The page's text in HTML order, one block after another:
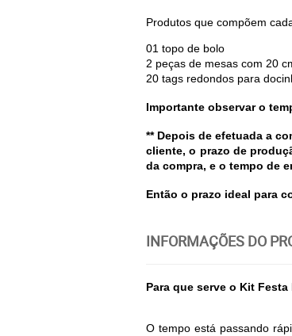
Produtos que compõem
01 topo de bolo
2 peças de mesas com 20
20 tags redondos para
Importante observar o
** Depois de efetuada a
cliente, o prazo de
da compra, e o tempo de
Então o prazo ideal para
INFORMAÇÕES DO
Para que serve o Kit
O tempo está passando